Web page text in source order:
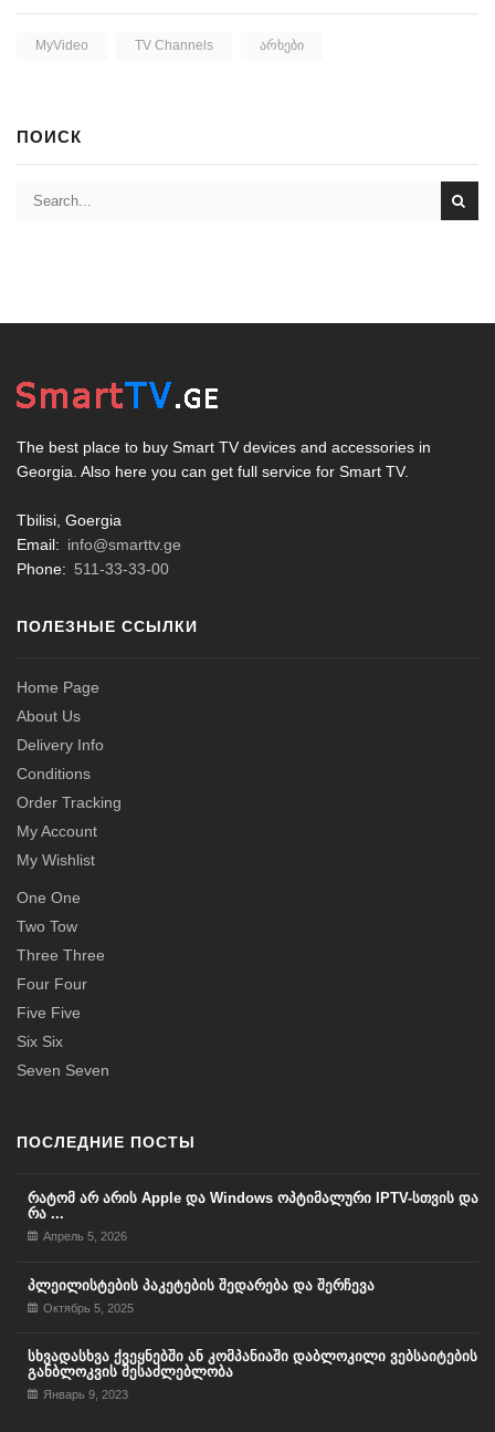
MyVideo TV Channels Არხები
ПОИСК
The best place to buy Smart TV devices and accessories in
Georgia. Also here you can get full service for Smart TV.
Tbilisi, Goergia
Email: info@smarttv.ge
Phone: 511-33-33-00
ПОЛЕЗНЫЕ ССЫЛКИ
Home Page
About Us
Delivery Info
Conditions
Order Tracking
My Account
My Wishlist
One One
Two Tow
Three Three
Four Four
Five Five
Six Six
Seven Seven
ПОСЛЕДНИЕ ПОСТЫ
რატომ არ არის Apple და Windows ოპტიმალური IPTV-სთვის და
რა ...
Апрель 5, 2026
პლეილისტების პაკეტების შედარება და შერჩევა
Октябрь 5, 2025
სხვადასხვა ქვეყნებში ან კომპანიაში დაბლოკილი ვებსაიტების
განბლოკვის შესაძლებლობა
Январь 9, 2023